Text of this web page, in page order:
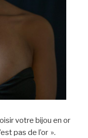
votre bijou en or
pas de l’or ».